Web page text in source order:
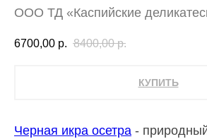
ООО ТД «Каспийские
6700,00 р. 8400,00 р.
КУПИТЬ
Черная икра осетра -